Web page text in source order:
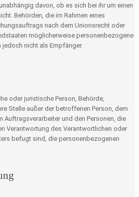
davon, ob es sich bei ihr um einen
Behörden, die im Rahmen eines
nach dem Unionsrecht oder
möglicherweise personenbezogene
jedoch nicht als Empfänger.
oder juristische Person, Behörde,
Stelle außer der betroffenen Person, dem
Auftragsverarbeiter und den Personen, die
Verantwortung des Verantwortlichen oder
befugt sind, die personenbezogenen